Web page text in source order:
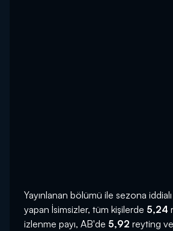
Yayınlanan bölümü ile sezona
yapan İsimsizler, tüm kişilerde 5,24
izlenme payı, AB'de 5,92 reyting ve